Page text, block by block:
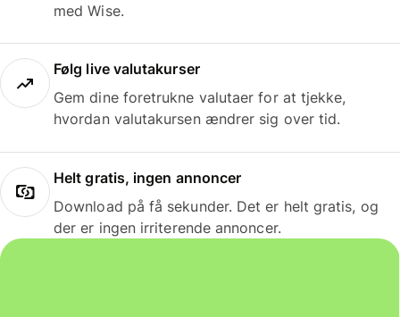
med Wise.
Følg live valutakurser
Gem dine foretrukne valutaer for at tjekke,
hvordan valutakursen ændrer sig over tid.
Helt gratis, ingen annoncer
Download på få sekunder. Det er helt gratis, og
der er ingen irriterende annoncer.